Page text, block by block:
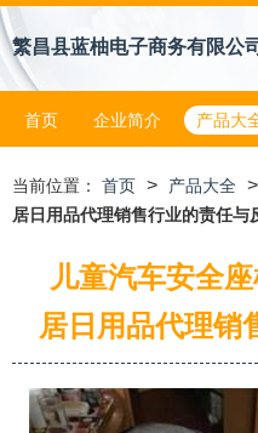
繁昌县蓝柚电子商务有限公司
首页 企业简介 产品大
当前位置： 首页 > 产品大全 >
居日用品代理销售行业的责任与
儿童汽车安全
居日用品代理销